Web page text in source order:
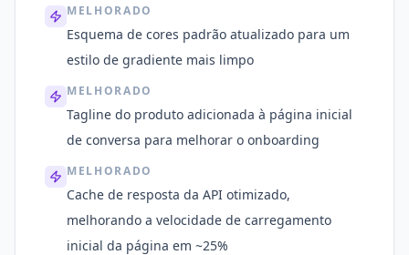
MELHORADO
Esquema de cores padrão atualizado para um
estilo de gradiente mais limpo
MELHORADO
Tagline do produto adicionada à página inicial
de conversa para melhorar o onboarding
MELHORADO
Cache de resposta da API otimizado,
melhorando a velocidade de carregamento
inicial da página em ~25%